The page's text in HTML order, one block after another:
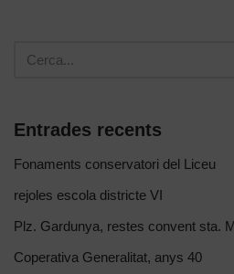
Entrades recents
Fonaments conservatori del Liceu
rejoles escola districte VI
Plz. Gardunya, restes convent sta.
Coperativa Generalitat, anys 40